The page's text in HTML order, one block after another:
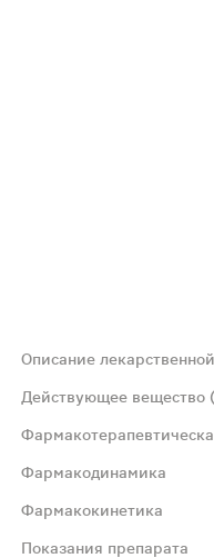
цвета, с
Описание
Действующее вещество
Фармакодинамика
Фармакокинетика
Показания препарата